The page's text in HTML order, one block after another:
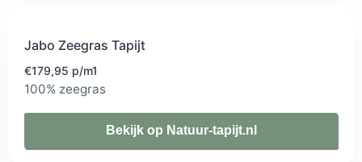
Jabo Zeegras Tapijt
€179,95 p/m1
100% zeegras
Bekijk op Natuur-tapijt.nl